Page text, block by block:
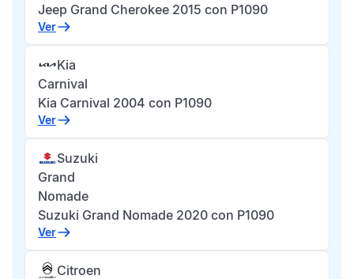
Jeep Grand Cherokee 2015 con P1090
Ver
Kia
Carnival
Kia Carnival 2004 con P1090
Ver
Suzuki
Grand
Nomade
Suzuki Grand Nomade 2020 con P1090
Ver
Citroen